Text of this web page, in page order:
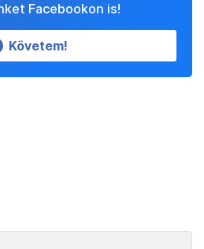
Facebookon is!
Követem!